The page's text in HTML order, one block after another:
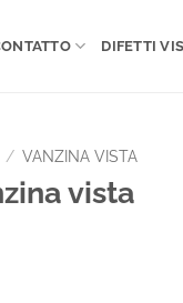
DIFETTI
/ VANZINA VISTA
vista